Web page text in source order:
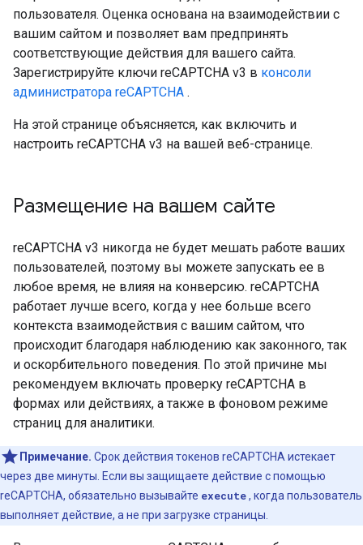
пользователя. Оценка основана на взаимодействии с
вашим сайтом и позволяет вам предпринять
соответствующие действия для вашего сайта.
Зарегистрируйте ключи reCAPTCHA v3 в консоли
администратора reCAPTCHA .
На этой странице объясняется, как включить и
настроить reCAPTCHA v3 на вашей веб-странице.
Размещение на вашем сайте
reCAPTCHA v3 никогда не будет мешать работе ваших
пользователей, поэтому вы можете запускать ее в
любое время, не влияя на конверсию. reCAPTCHA
работает лучше всего, когда у нее больше всего
контекста взаимодействия с вашим сайтом, что
происходит благодаря наблюдению как законного, так
и оскорбительного поведения. По этой причине мы
рекомендуем включать проверку reCAPTCHA в
формах или действиях, а также в фоновом режиме
страниц для аналитики.
Примечание. Срок действия токенов reCAPTCHA истекает
через две минуты. Если вы защищаете действие с помощью
reCAPTCHA, обязательно вызывайте execute, когда пользователь
выполняет действие, а не при загрузке страницы.